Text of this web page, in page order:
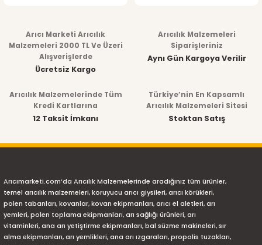
Arıcı Marketi Arıcılık
Malzemeleri 2000 TL Ve Üzeri
Alışverişlerde
Ücretsiz Kargo
Arıcılık Malzemeleri
Siparişleriniz
Aynı Gün Kargoya Verilir
Arıcılık Malzemelerinde Tüm
Kredi Kartlarına
12 Taksit İmkanı
Türkiye’nin En Kapsamlı
Arıcılık Malzemeleri Sitesi
Stoktan Satış
Arıcımarketi.com’da Arıcılık Malzemelerinde aradığınız tüm ürünler,
temel arıcılık malzemeleri, koruyucu arıcı giysileri, arıcı körükleri,
polen tabanları, kovanlar, kovan ekipmanları, arıcı el aletleri, arı
yemleri, polen toplama ekipmanları, arı sağlığı ürünleri, arı
vitaminleri, ana arı yetiştirme ekipmanları, bal süzme makineleri, sır
alma ekipmanları, arı yemlikleri, ana arı ızgaraları, propolis tuzakları,